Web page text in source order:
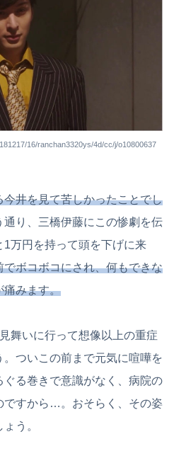
16/ranchan3320ys/4d/cc/j/o10800637
今井を見て苦しかったことでし
通り、三橋伊藤にこの惨劇を伝
1万円を持って頭を下げに来
ボコボコにされ、何もできな
痛みます。
舞いに行って想像以上の重症
ついこの前まで元気に喧嘩を
ぐる巻きで意識がなく、病院の
ですから…。おそらく、その姿
う。